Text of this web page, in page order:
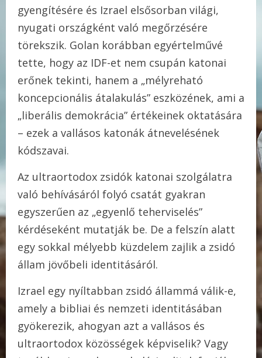
gyengítésére és Izrael elsősorban világi,
nyugati országként való megőrzésére
törekszik. Golan korábban egyértelművé
tette, hogy az IDF-et nem csupán katonai
erőnek tekinti, hanem a „mélyreható
koncepcionális átalakulás” eszközének, ami a
„liberális demokrácia” értékeinek oktatására
– ezek a vallásos katonák átnevelésének
kódszavai.
Az ultraortodox zsidók katonai szolgálatra
való behívásáról folyó csatát gyakran
egyszerűen az „egyenlő teherviselés”
kérdéseként mutatják be. De a felszín alatt
egy sokkal mélyebb küzdelem zajlik a zsidó
állam jövőbeli identitásáról.
Izrael egy nyíltabban zsidó állammá válik-e,
amely a bibliai és nemzeti identitásában
gyökerezik, ahogyan azt a vallásos és
ultraortodox közösségek képviselik? Vagy